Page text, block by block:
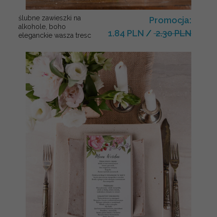
ślubne zawieszki na
alkohole, boho
eleganckie wasza tresc
Promocja:
1.84 PLN / 2.30 PLN